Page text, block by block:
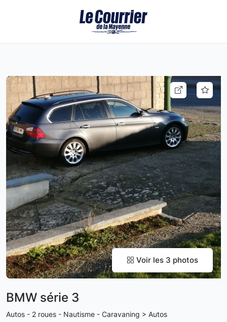
Voir les 3 photos
BMW série 3
Autos - 2 roues - Nautisme - Caravaning > Autos